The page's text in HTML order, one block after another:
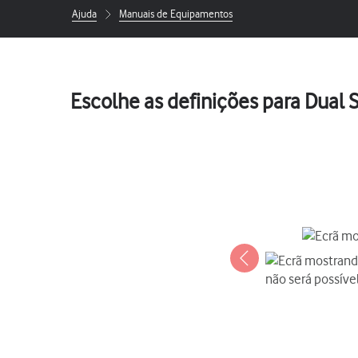
Ajuda Manuais de Equipamentos
Escolhe as definições para Dual